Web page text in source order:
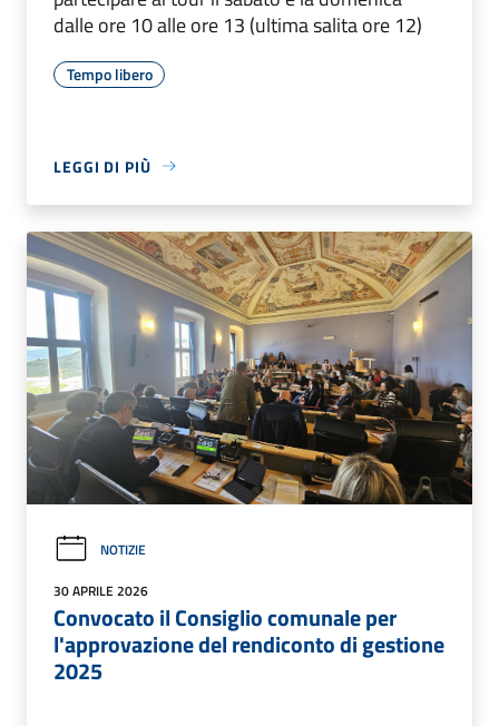
dalle ore 10 alle ore 13 (ultima salita ore 12)
Tempo libero
LEGGI DI PIÙ
NOTIZIE
30 APRILE 2026
Convocato il Consiglio comunale per
l'approvazione del rendiconto di gestione
2025